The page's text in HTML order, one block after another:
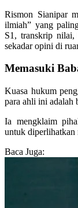
Rismon Sianipar
ilmiah” yang
S1, transkrip
sekadar opini di
Memasuki
Kuasa hukum
para ahli ini adalah
Ia mengklaim
untuk diperlihatkan
Baca Juga: